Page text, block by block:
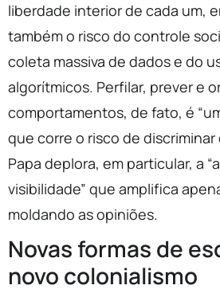
liberdade interior de cada um,
também o risco do controle
coleta massiva de dados e do
algorítmicos. Perfilar, prever e
comportamentos, de fato, é
que corre o risco de discriminar
Papa deplora, em particular, a
visibilidade” que amplifica
moldando as opiniões.
Novas formas de
novo colonialismo